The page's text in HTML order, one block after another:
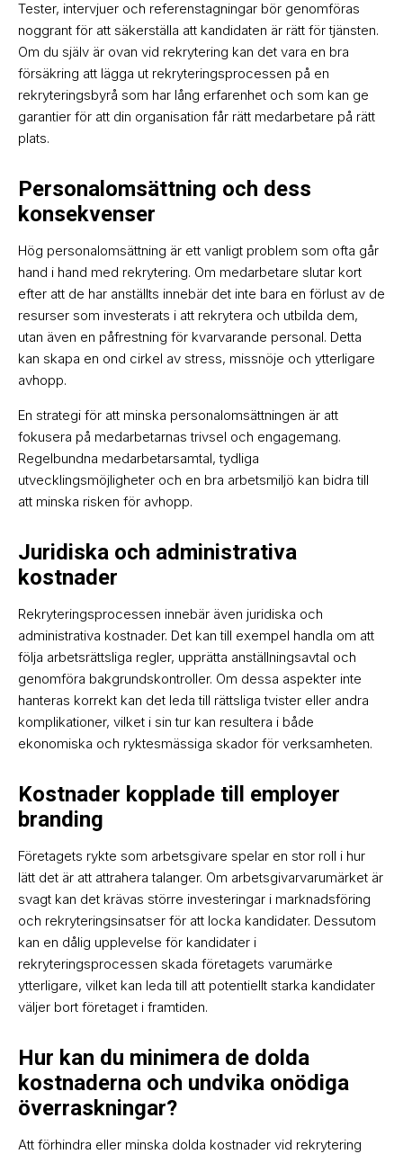
Tester, intervjuer och referenstagningar bör genomföras
noggrant för att säkerställa att kandidaten är rätt för tjänsten.
Om du själv är ovan vid rekrytering kan det vara en bra
försäkring att lägga ut rekryteringsprocessen på en
rekryteringsbyrå som har lång erfarenhet och som kan ge
garantier för att din organisation får rätt medarbetare på rätt
plats.
Personalomsättning och dess
konsekvenser
Hög personalomsättning är ett vanligt problem som ofta går
hand i hand med rekrytering. Om medarbetare slutar kort
efter att de har anställts innebär det inte bara en förlust av de
resurser som investerats i att rekrytera och utbilda dem,
utan även en påfrestning för kvarvarande personal. Detta
kan skapa en ond cirkel av stress, missnöje och ytterligare
avhopp.
En strategi för att minska personalomsättningen är att
fokusera på medarbetarnas trivsel och engagemang.
Regelbundna medarbetarsamtal, tydliga
utvecklingsmöjligheter och en bra arbetsmiljö kan bidra till
att minska risken för avhopp.
Juridiska och administrativa
kostnader
Rekryteringsprocessen innebär även juridiska och
administrativa kostnader. Det kan till exempel handla om att
följa arbetsrättsliga regler, upprätta anställningsavtal och
genomföra bakgrundskontroller. Om dessa aspekter inte
hanteras korrekt kan det leda till rättsliga tvister eller andra
komplikationer, vilket i sin tur kan resultera i både
ekonomiska och ryktesmässiga skador för verksamheten.
Kostnader kopplade till employer
branding
Företagets rykte som arbetsgivare spelar en stor roll i hur
lätt det är att attrahera talanger. Om arbetsgivarvarumärket är
svagt kan det krävas större investeringar i marknadsföring
och rekryteringsinsatser för att locka kandidater. Dessutom
kan en dålig upplevelse för kandidater i
rekryteringsprocessen skada företagets varumärke
ytterligare, vilket kan leda till att potentiellt starka kandidater
väljer bort företaget i framtiden.
Hur kan du minimera de dolda
kostnaderna och undvika onödiga
överraskningar?
Att förhindra eller minska dolda kostnader vid rekrytering